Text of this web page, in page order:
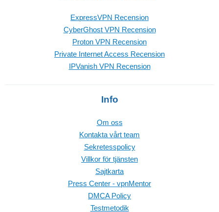
ExpressVPN Recension
CyberGhost VPN Recension
Proton VPN Recension
Private Internet Access Recension
IPVanish VPN Recension
Info
Om oss
Kontakta vårt team
Sekretesspolicy
Villkor för tjänsten
Sajtkarta
Press Center - vpnMentor
DMCA Policy
Testmetodik